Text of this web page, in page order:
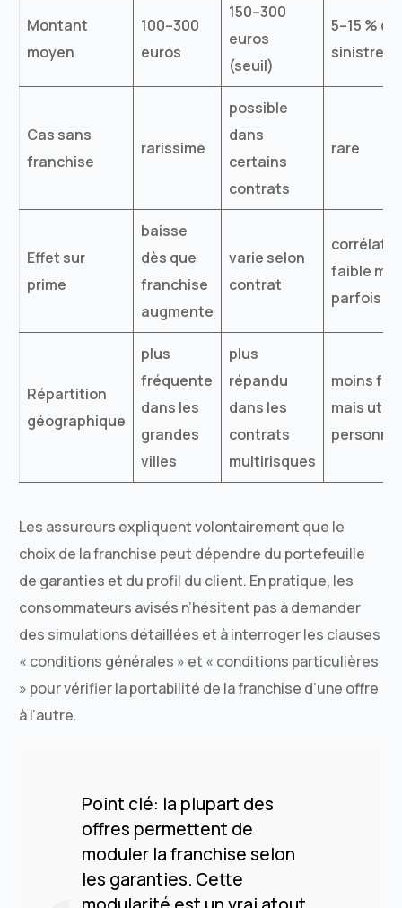
Montant
moyen
100–300
euros
150–300
euros
(seuil)
5–15 % du
sinistre
Cas sans
franchise
rarissime
possible
dans
certains
contrats
rare
Effet sur
prime
baisse
dès que
franchise
augmente
varie selon
contrat
faible
parfois
Répartition
géographique
plus
fréquente
dans les
grandes
villes
plus
répandu
dans les
contrats
multirisques
moins
mais
Les assureurs expliquent volontairement que le
choix de la franchise peut dépendre du portefeuille
de garanties et du profil du client. En pratique, les
consommateurs avisés n’hésitent pas à demander
des simulations détaillées et à interroger les clauses
« conditions générales » et « conditions particulières
» pour vérifier la portabilité de la franchise d’une offre
à l’autre.
Point clé: la plupart des
offres permettent de
moduler la franchise selon
les garanties. Cette